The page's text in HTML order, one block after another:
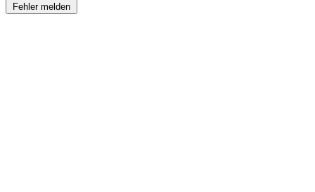
Fehler melden